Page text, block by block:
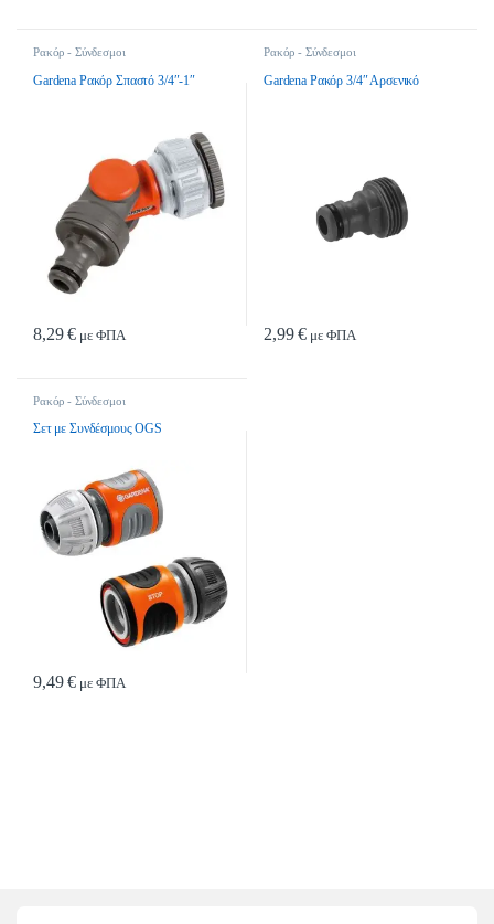
Ρακόρ - Σύνδεσμοι
Gardena Ρακόρ Σπαστό 3/4″-1″
8,29€ με ΦΠΑ
Ρακόρ - Σύνδεσμοι
Gardena Ρακόρ 3/4″ Αρσενικό
2,99€ με ΦΠΑ
Ρακόρ - Σύνδεσμοι
Σετ με Συνδέσμους OGS
9,49€ με ΦΠΑ